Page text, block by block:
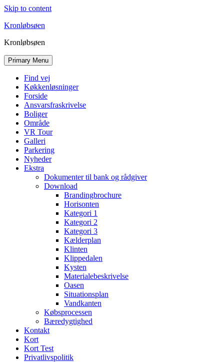
Skip to content
Kronløbsøen
Kronløbsøen
Primary Menu
Find vej
Køkkenløsninger
Forside
Ansvarsfraskrivelse
Boliger
Område
VR Tour
Galleri
Parkering
Nyheder
Ekstra
Dokumenter til bank og rådgiver
Download
Brandingbrochure
Horisonten
Kategori 1
Kategori 2
Kategori 3
Kælderplan
Klinten
Klippedalen
Kysten
Materialebeskrivelse
Oasen
Situationsplan
Vandkanten
Købsprocessen
Bæredygtighed
Kontakt
Kort
Kort Test
Privatlivspolitik